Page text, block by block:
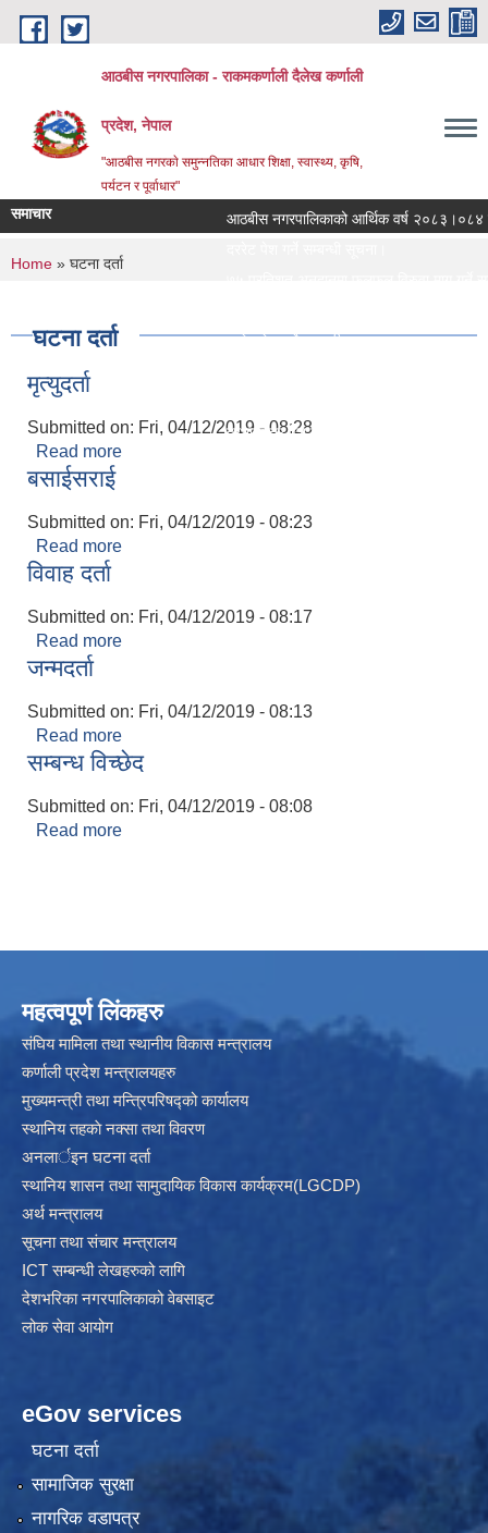
Skip to main content
आठबीस नगरपालिका - राकमकर्णाली दैलेख कर्णाली
प्रदेश, नेपाल
"आठबीस नगरकाे समुन्नतिका आधार शिक्षा, स्वास्थ्य, कृषि,
पर्यटन र पूर्वाधार"
समाचार
आठबीस नगरपालिकाको आर्थिक वर्ष २०८३।०८४ को
दररेट पेश गर्ने सम्बन्धी सूचना
दरभाउपत्र पेश गर्ने सम्बन्धी सूचना।
You are here
Home » घटना दर्ता
घटना दर्ता
मृत्युदर्ता
Submitted on: Fri, 04/12/2019 - 08:28
Read more
बसाईसराई
Submitted on: Fri, 04/12/2019 - 08:23
Read more
विवाह दर्ता
Submitted on: Fri, 04/12/2019 - 08:17
Read more
जन्मदर्ता
Submitted on: Fri, 04/12/2019 - 08:13
Read more
सम्बन्ध विच्छेद
Submitted on: Fri, 04/12/2019 - 08:08
Read more
महत्वपूर्ण लिंकहरु
संघिय मामिला तथा स्थानीय विकास मन्त्रालय
कर्णाली प्रदेश मन्त्रालयहरु
मुख्यमन्त्री तथा मन्त्रिपरिषद्को कार्यालय
स्थानिय तहकाे नक्सा तथा विवरण
अनलार्इन घटना दर्ता
स्थानिय शासन तथा सामुदायिक विकास कार्यक्रम(LGCDP)
अर्थ मन्त्रालय
सूचना तथा संचार मन्त्रालय
ICT सम्बन्धी लेखहरुको लागि
देशभरिका नगरपालिकाको वेबसाइट
लोक सेवा आयोग
eGov services
घटना दर्ता
सामाजिक सुरक्षा
नागरिक वडापत्र